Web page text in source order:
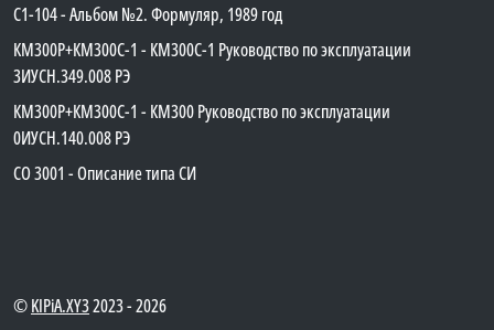
C1-104 - Альбом №2. Формуляр, 1989 год
КМ300Р+КМ300С-1 - КМ300C-1 Руководство по эксплуатации
3ИУСН.349.008 РЭ
КМ300Р+КМ300С-1 - КМ300 Руководство по эксплуатации
0ИУСН.140.008 РЭ
СО 3001 - Описание типа СИ
©KIPiA.XY32023 - 2026